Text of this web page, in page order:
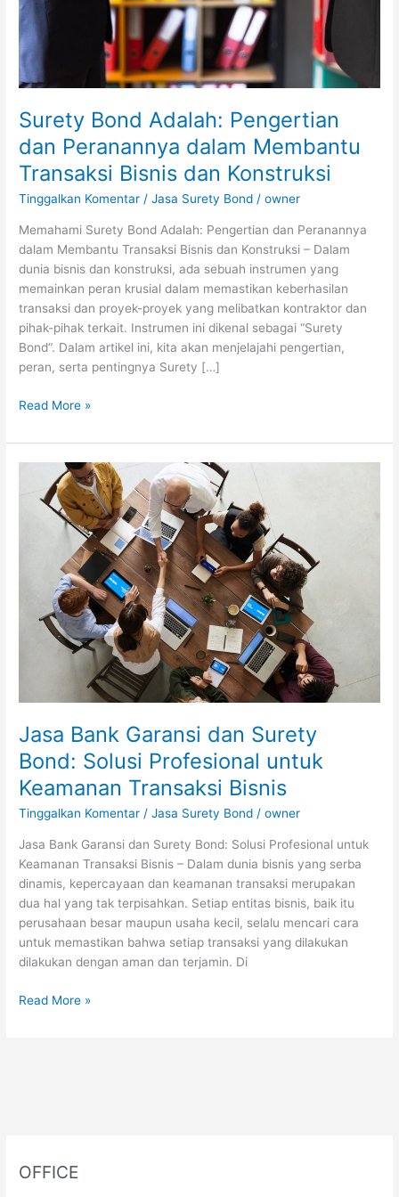
Surety Bond Adalah: Pengertian
dan Peranannya dalam Membantu
Transaksi Bisnis dan Konstruksi
Tinggalkan Komentar /Jasa Surety Bond /owner
Memahami Surety Bond Adalah: Pengertian dan Peranannya
dalam Membantu Transaksi Bisnis dan Konstruksi – Dalam
dunia bisnis dan konstruksi, ada sebuah instrumen yang
memainkan peran krusial dalam memastikan keberhasilan
transaksi dan proyek-proyek yang melibatkan kontraktor dan
pihak-pihak terkait. Instrumen ini dikenal sebagai “Surety
Bond“. Dalam artikel ini, kita akan menjelajahi pengertian,
peran, serta pentingnya Surety […]
Transaksi
Bisnis
dan
Konstruksi
Read More »
Jasa Bank Garansi dan Surety
Bond: Solusi Profesional untuk
Keamanan Transaksi Bisnis
Tinggalkan Komentar /Jasa Surety Bond /owner
Jasa Bank Garansi dan Surety Bond: Solusi Profesional untuk
Keamanan Transaksi Bisnis – Dalam dunia bisnis yang serba
dinamis, kepercayaan dan keamanan transaksi merupakan
dua hal yang tak terpisahkan. Setiap entitas bisnis, baik itu
perusahaan besar maupun usaha kecil, selalu mencari cara
untuk memastikan bahwa setiap transaksi yang dilakukan
dilakukan dengan aman dan terjamin. Di
Bank
Garansi
Profesional
untuk
Keamanan
Read More »
OFFICE